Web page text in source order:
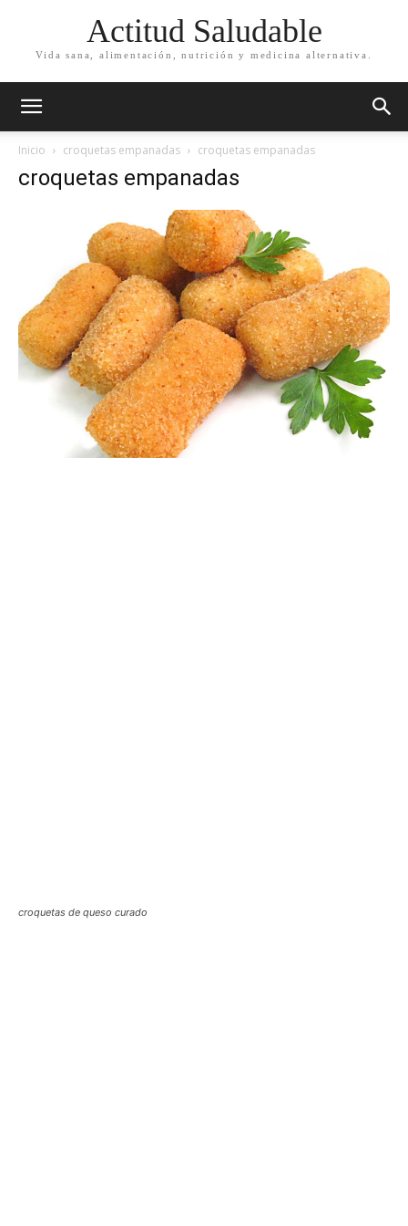
Actitud Saludable
Vida sana, alimentación, nutrición y medicina alternativa.
Inicio croquetas empanadas croquetas empanadas
croquetas empanadas
croquetas de queso curado